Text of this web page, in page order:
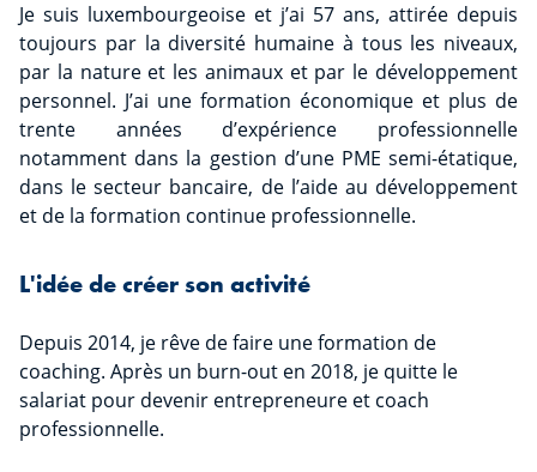
Je suis luxembourgeoise et j’ai 57 ans, attirée depuis
toujours par la diversité humaine à tous les niveaux,
par la nature et les animaux et par le développement
personnel. J’ai une formation économique et plus de
trente années d’expérience professionnelle
notamment dans la gestion d’une PME semi-étatique,
dans le secteur bancaire, de l’aide au développement
et de la formation continue professionnelle.
L'idée de créer son activité
Depuis 2014, je rêve de faire une formation de
coaching. Après un burn-out en 2018, je quitte le
salariat pour devenir entrepreneure et coach
professionnelle.